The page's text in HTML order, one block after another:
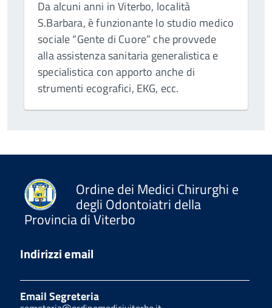
Da alcuni anni in Viterbo, località
S.Barbara, è funzionante lo studio medico
sociale “Gente di Cuore” che provvede
alla assistenza sanitaria generalistica e
specialistica con apporto anche di
strumenti ecografici, EKG, ecc.
Ordine dei Medici Chirurghi e
degli Odontoiatri della
Provincia di Viterbo
Indirizzi email
Email Segreteria